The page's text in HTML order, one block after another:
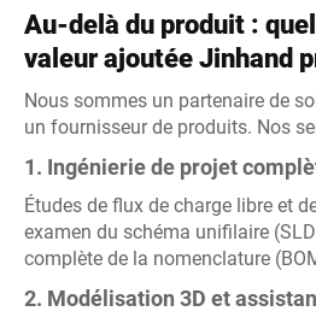
Au-delà du produit :
valeur ajoutée Jinhand
Nous sommes un partenaire de
un fournisseur de produits. Nos
1. Ingénierie de projet
Études de flux de charge libre et
examen du schéma unifilaire
complète de la nomenclature
2. Modélisation 3D et